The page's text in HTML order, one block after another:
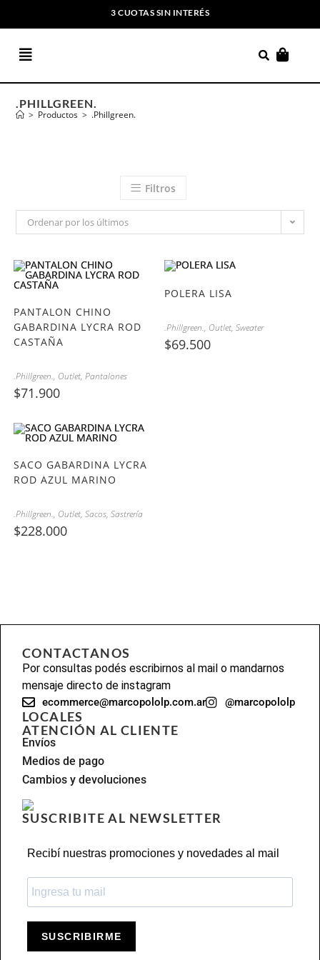
3 CUOTAS SIN INTERÉS
.PHILLGREEN.
> Productos > .Phillgreen.
Filtros
Ordenar por los últimos
PANTALON CHINO
GABARDINA LYCRA ROD
CASTAÑA
.Phillgreen., Outlet, Pantalones
$71.900
POLERA LISA
.Phillgreen., Outlet,Sweater
$69.500
SACO GABARDINA LYCRA
ROD AZUL MARINO
.Phillgreen., Outlet, Sacos, Sastrería
$228.000
CONTACTANOS
Por consultas podés escribirnos al mail o mandarnos
mensaje directo de instagram
ecommerce@marcopololp.com.ar @marcopololp
LOCALES
ATENCIÓN AL CLIENTE
Envíos
Medios de pago
Cambios y devoluciones
SUSCRIBITE AL NEWSLETTER
Recibí nuestras promociones y novedades al mail
SUSCRIBIRME